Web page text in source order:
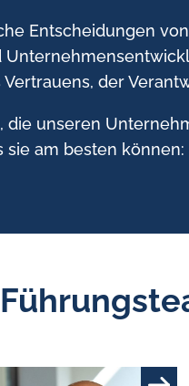
Entscheidungen
der
unseren
am besten